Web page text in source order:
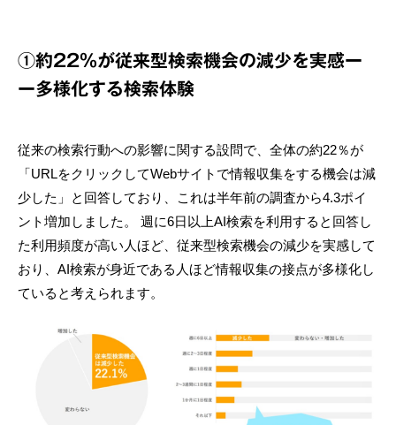
①約22％が従来型検索機会の減少を実感ー
ー多様化する検索体験
従来の検索行動への影響に関する設問で、全体の約22％が
「URLをクリックしてWebサイトで情報収集をする機会は減
少した」と回答しており、これは半年前の調査から4.3ポイ
ント増加しました。 週に6日以上AI検索を利用すると回答し
た利用頻度が高い人ほど、従来型検索機会の減少を実感して
おり、AI検索が身近である人ほど情報収集の接点が多様化し
ていると考えられます。